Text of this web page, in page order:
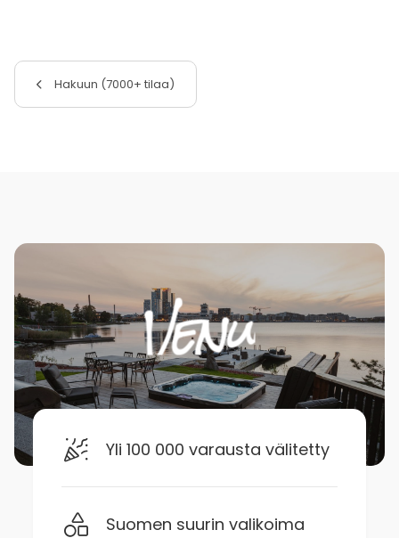
Hakuun (7000+ tilaa)
Yli 100 000 varausta välitetty
Suomen suurin valikoima